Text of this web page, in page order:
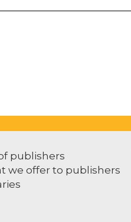
publishers
we offer to publishers